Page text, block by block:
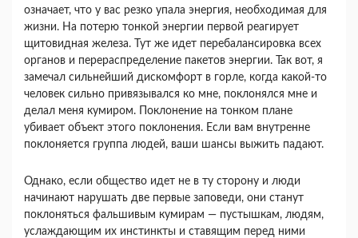
означает, что у вас резко упала энергия, не­обходимая для
жизни. На потерю тонкой энергии первой реагирует
щитовидная железа. Тут же идет перебалансировка всех
органов и перераспределение пакетов энергии. Так вот, я
замечал сильнейший дис­комфорт в горле, когда какой-то
человек сильно при­вязывался ко мне, поклонялся мне и
делал меня ку­миром. Поклонение на тонком плане
убивает объект этого поклонения. Если вам внутренне
поклоняется группа людей, ваши шансы выжить падают.
Однако, если общество идет не в ту сторону и люди
начинают нарушать две первые заповеди, они станут
поклоняться фальшивым кумирам — пустыш­кам, людям,
услаждающим их инстинкты и ставя­щим перед ними